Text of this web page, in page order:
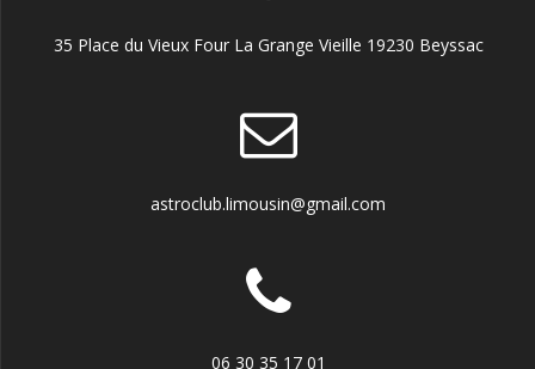
35 Place du Vieux Four La Grange Vieille 19230 Beyssac
astroclub.limousin@gmail.com
06 30 35 17 01